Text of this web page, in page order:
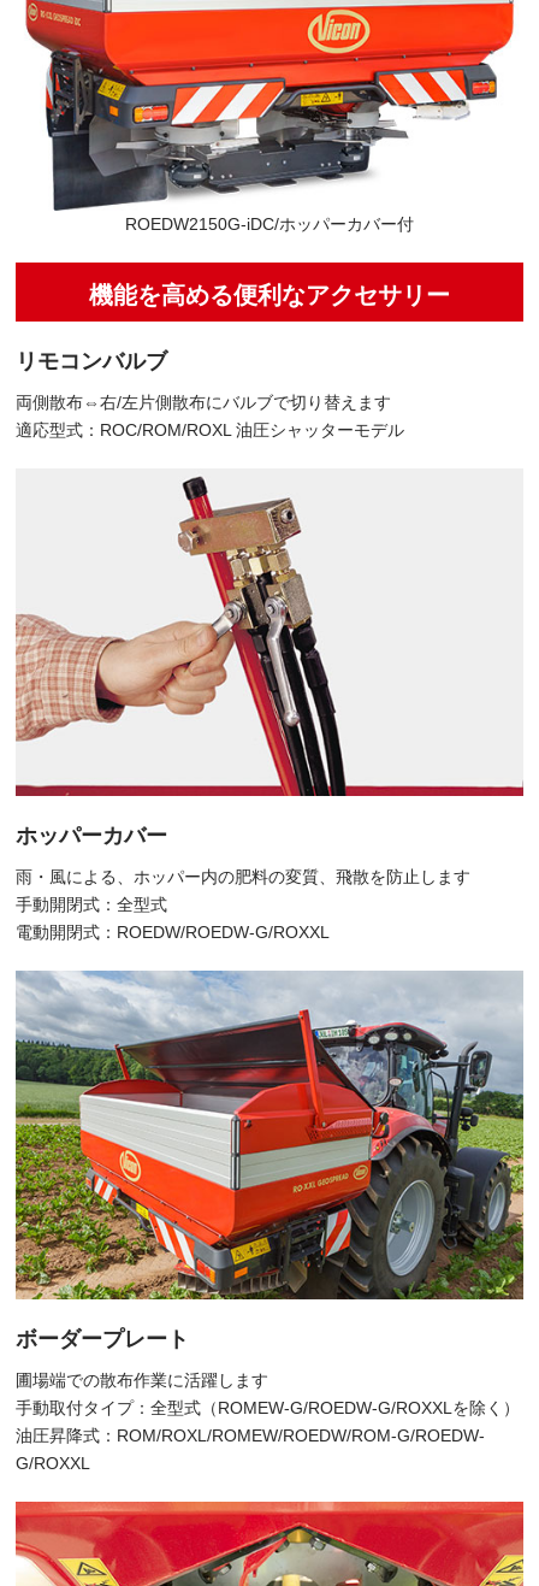
ROEDW2150G-iDC/ホッパーカバー付
機能を高める便利なアクセサリー
リモコンバルブ
両側散布⇔右/左片側散布にバルブで切り替えます
適応型式：ROC/ROM/ROXL 油圧シャッターモデル
ホッパーカバー
雨・風による、ホッパー内の肥料の変質、飛散を防止します
手動開閉式：全型式
電動開閉式：ROEDW/ROEDW-G/ROXXL
ボーダープレート
圃場端での散布作業に活躍します
手動取付タイプ：全型式（ROMEW-G/ROEDW-G/ROXXLを除く）
油圧昇降式：ROM/ROXL/ROMEW/ROEDW/ROM-G/ROEDW-
G/ROXXL